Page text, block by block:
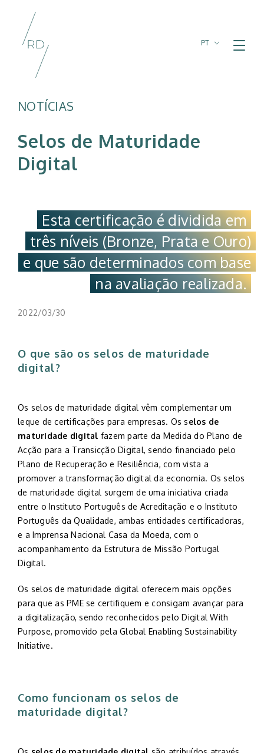
PT
NOTÍCIAS
Selos de Maturidade
Digital
Esta certificação é dividida em
três níveis (Bronze, Prata e Ouro)
e que são determinados com base
na avaliação realizada.
2022/03/30
O que são os selos de maturidade
digital?
Os selos de maturidade digital vêm complementar um
leque de certificações para empresas. Os selos de
maturidade digital fazem parte da Medida do Plano de
Acção para a Transicção Digital, sendo financiado pelo
Plano de Recuperação e Resiliência, com vista a
promover a transformação digital da economia. Os selos
de maturidade digital surgem de uma iniciativa criada
entre o Instituto Português de Acreditação e o Instituto
Português da Qualidade, ambas entidades certificadoras,
e a Imprensa Nacional Casa da Moeda, com o
acompanhamento da Estrutura de Missão Portugal
Digital.
Os selos de maturidade digital oferecem mais opções
para que as PME se certifiquem e consigam avançar para
a digitalização, sendo reconhecidos pelo Digital With
Purpose, promovido pela Global Enabling Sustainability
Initiative.
Como funcionam os selos de
maturidade digital?